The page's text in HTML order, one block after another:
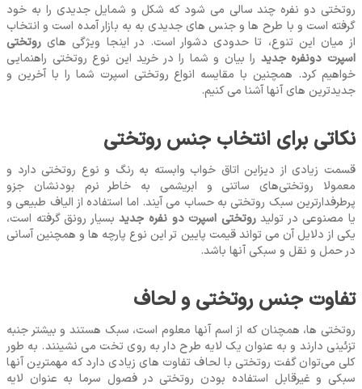
روتختی دو نفره چند سالی می‌ شود که شکل و شمایل جدیدی را به خود
گرفته است و با طرح ‌ها و جنس ‌های جدیدی به به بازار آمده است و انتخاب
از میان این تنوع، تا حدودی دشوار است. در اینجا ویژگی ‌های روتختی
اسپرت دونفره جدید را بیان و شما را در خرید این نوع روتختی راهنمایی
خواهیم کرد. همچنین با مقایسه انواع روتختی اسپرت شما را با آخرین و
جدیدترین‌ های آنها آشنا می‌ کنیم.
نکاتی برای انتخاب جنس روتختی
قسمت زیادی از دیزاین اتاق خواب وابسته به رنگ و نوع روتختی دارد و
معمولا روتختی‌های ساتنی و ابریشمی به خاطر نرم بودنشان جزو
پرطرفدارترین سبک روتختی به حساب می ‌آیند. اما استفاده از الیاف طبیعی و
یا مصنوعی در تولیدروتختی اسپرت دو نفره جدیدبسیار رونق گرفته است،
یکی از دلایل آن می ‌تواند قیمت پایین‌ تر این نوع پارچه‌ ها و همچنین آسانی
در حمل و نقل و سبکی آنها باشد.
تفاوت جنس روتختی و لحاف
روتختی ‌ها، همچنان که از اسم آنها معلوم است، سبک هستند و بیشتر جنبه
تزئینی دارند و به عنوان یک لایه طرح ‌دار به روی تخت می ‌نشینند. به طور
کلی می‌توان گفت روتختی با لحاف تفاوت ‌های زیادی دارد که مهمترین آنها
سبکی و غیرقابل استفاده بودن روتختی در فصول سرما به عنوان لایه